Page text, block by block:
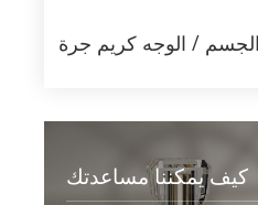
الجسم / الوجه كريم جرة
كيف يمكننا مساعدتك